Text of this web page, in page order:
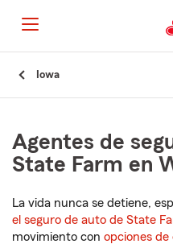
Iowa
Agentes de
State Farm en
La vida nunca se detiene,
el seguro de auto de State
movimiento con opciones